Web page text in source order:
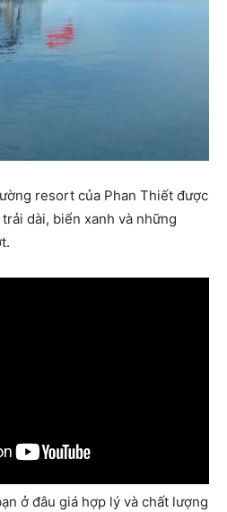
resort của Phan Thiết được
dài, biển xanh và những
ở đâu giá hợp lý và chất lượng